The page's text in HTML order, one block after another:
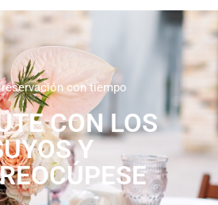
con tiempo
CON LOS
Y